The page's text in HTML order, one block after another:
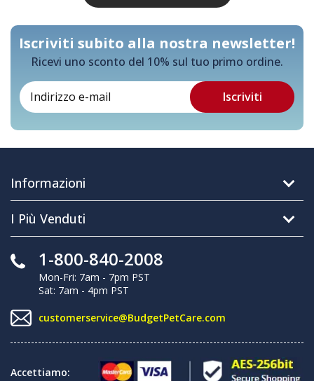
Iscriviti subito alla nostra newsletter!
Ricevi uno sconto del 10% sul tuo primo ordine.
Informazioni
I Più Venduti
1-800-840-2008
Mon-Fri: 7am - 7pm PST
Sat: 7am - 4pm PST
customerservice@BudgetPetCare.com
Accettiamo: